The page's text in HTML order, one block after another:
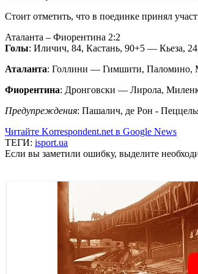
Стоит отметить, что в поединке принял
Аталанта – Фиорентина 2:2
Голы: Иличич, 84, Кастань, 90+5 — Кьеза,
Аталанта: Голлини — Гимшити, Паломино,
Фиорентина: Дронговски — Лирола,
Предупреждения: Пашалич, де Рон -
Читайте Korrespondent.net в Google News
ТЕГИ: isport.ua
Если вы заметили ошибку, выделите